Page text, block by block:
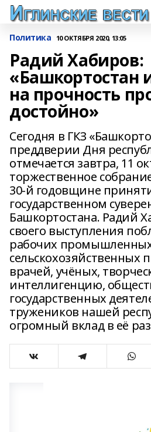
Политика 10 ОКТЯБРЯ 2020, 13:05
Радий Хабиров:
«Башкортостан
на прочность
достойно»
Сегодня в ГКЗ
преддверии Дня
отмечается завтра, 11
торжественное
30-й годовщине
государственном
Башкортостана. Радий
своего выступления
рабочих
сельскохозяйственных
врачей, учёных,
интеллигенцию,
государственных
тружеников нашей
огромный вклад в её